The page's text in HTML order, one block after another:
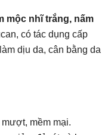
mộc nhĩ trắng, nấm
có tác dụng cấp
dịu da, cân bằng da
mềm mại.